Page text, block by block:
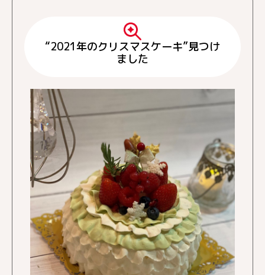
“2021年のクリスマスケーキ”見つけ
ました